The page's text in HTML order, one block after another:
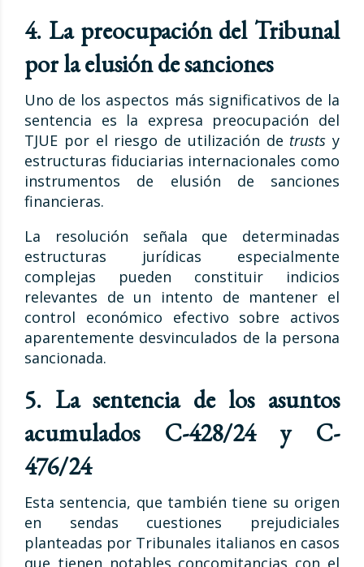
4. La preocupación del Tribunal
por la elusión de sanciones
Uno de los aspectos más significativos de la
sentencia es la expresa preocupación del
TJUE por el riesgo de utilización de trusts y
estructuras fiduciarias internacionales como
instrumentos de elusión de sanciones
financieras.
La resolución señala que determinadas
estructuras jurídicas especialmente
complejas pueden constituir indicios
relevantes de un intento de mantener el
control económico efectivo sobre activos
aparentemente desvinculados de la persona
sancionada.
5. La sentencia de los asuntos
acumulados C-428/24 y C-
476/24
Esta sentencia, que también tiene su origen
en sendas cuestiones prejudiciales
planteadas por Tribunales italianos en casos